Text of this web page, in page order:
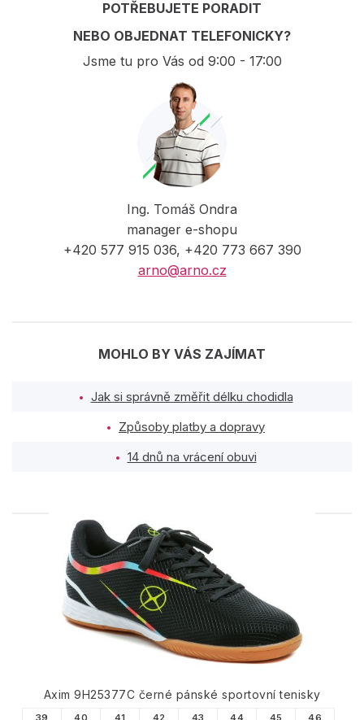
POTŘEBUJETE PORADIT
NEBO OBJEDNAT TELEFONICKY?
Jsme tu pro Vás od 9:00 - 17:00
Ing. Tomáš Ondra
manager e-shopu
+420 577 915 036, +420 773 667 390
arno@arno.cz
MOHLO BY VÁS ZAJÍMAT
Jak si správně změřit délku chodidla
Způsoby platby a dopravy
14 dnů na vrácení obuvi
PODOBNÉ PRODUKTY
Axim 9H25377C černé pánské sportovní tenisky
39 40 41 42 43 44 45
46